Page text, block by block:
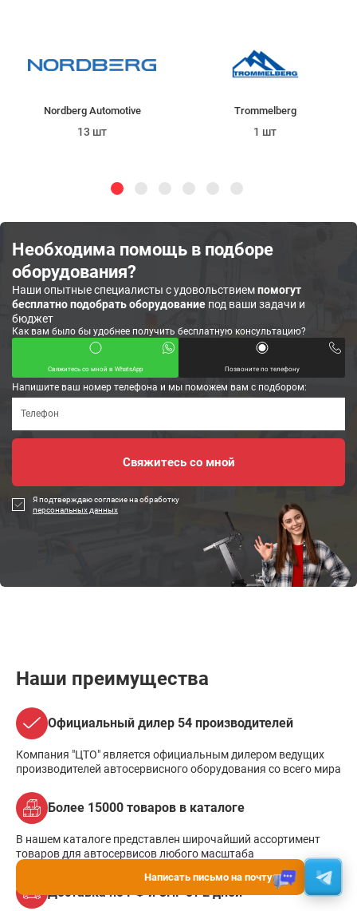
Nordberg Automotive
13 шт
Trommelberg
1 шт
Необходима помощь в подборе
оборудования?
Наши опытные специалисты с удовольствиемпомогут
бесплатно подобрать оборудование под ваши задачи и
бюджет
Как вам было бы удобнее получить бесплатную консультацию?
Свяжитесь со мной в WhatsApp Позвоните по телефону
Напишите ваш номер телефона и мы поможем вам с подбором:
Я подтверждаю согласие на обработку
персональных данных
Наши преимущества
Официальный дилер 54 производителей
Компания "ЦТО" является официальным дилером ведущих
производителей автосервисного оборудования со всего мира
Более 15000 товаров в каталоге
В нашем каталоге представлен широчайший ассортимент
товаров для автосервисов любого масштаба
Доставка по РФ и СНГ от 2 дней
Написать письмо на почту